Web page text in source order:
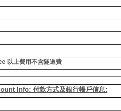
以上費用不含隧道費
Info: 付款方式及銀行帳戶信息: